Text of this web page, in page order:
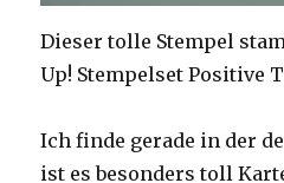
Dieser tolle Stempel
Up! Stempelset Positive
Ich finde gerade in der
ist es besonders toll